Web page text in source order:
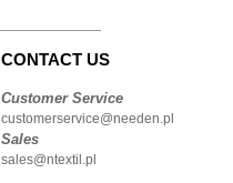
CONTACT US
Customer Service
customerservice@needen.pl
Sales
sales@ntextil.pl